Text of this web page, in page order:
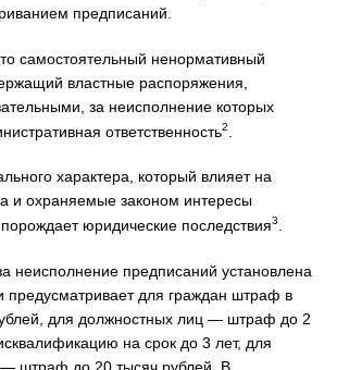
предписаний.
самостоятельный ненормативный
властные распоряжения,
за неисполнение которых
ответственность2
характера, который влияет на
и охраняемые законом интересы
юридические последствия3
неисполнение предписаний установлена
предусматривает для граждан штраф в
для должностных лиц — штраф до 2
на срок до 3 лет, для